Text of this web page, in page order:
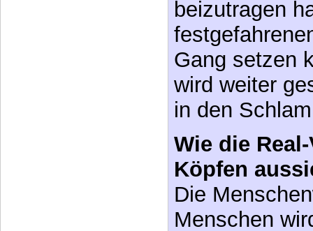
Maxime
Handelns –
seine
beizutragen
Gang setzen
wird weiter
in den